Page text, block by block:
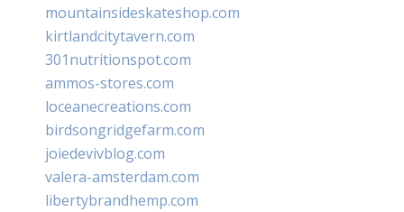
mountainsideskateshop.com
kirtlandcitytavern.com
301nutritionspot.com
ammos-stores.com
loceanecreations.com
birdsongridgefarm.com
joiedevivblog.com
valera-amsterdam.com
libertybrandhemp.com